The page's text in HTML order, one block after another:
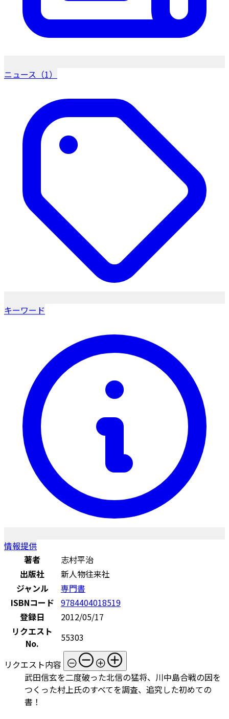
ニュース（1）
キーワード
情報提供
著者
志村平治
出版社
新人物往来社
ジャンル
専門書
ISBNコード 9784404018519
登録日
2012/05/17
リクエスト
No.
55303
リクエスト内容
武田信玄を二度破った北信の猛将、川中島合戦の因を
つくった村上氏のすべてを調査、追究した初めての
書！